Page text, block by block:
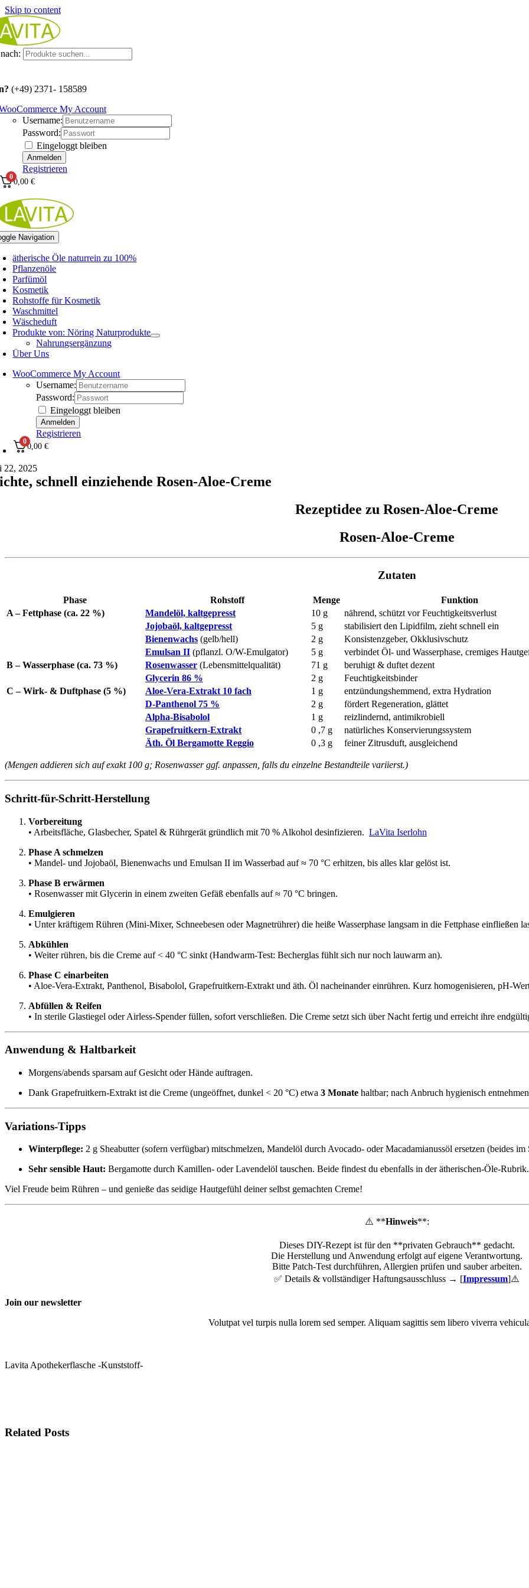
Skip to content
(+49) 2371- 158589
My Account
Username:
Password:
Eingeloggt bleiben
Registrieren
0
0,00 €
Navigation
ätherische Öle naturrein zu 100%
Pflanzenöle
Parfümöl
Kosmetik
Rohstoffe für Kosmetik
Waschmittel
Wäscheduft
Produkte von: Nöring Naturprodukte
Nahrungsergänzung
Über Uns
WooCommerce My Account
Username:
Password:
Eingeloggt bleiben
Registrieren
0
0,00€
22, 2025
schnell einziehende Rosen-Aloe-Creme
Rezeptidee zu Rosen-Aloe-Creme
Rosen-Aloe-Creme
Zutaten
Phase Rohstoff Menge
Funktion
A – Fettphase (ca. 22 %)
Mandelöl, kaltgepresst 10 g
nährend, schützt vor Feuchtigkeits­verlust
Jojobaöl, kaltgepresst
5 g
stabilisiert den Lipidfilm, zieht schnell ein
Bienenwachs (gelb/hell) 2 g
Konsistenz­geber, Okklusiv­schutz
Emulsan II (pflanzl. O/W-Emulgator) 5 g
verbindet Öl- und Wasserphase, cremiges
B – Wasserphase (ca. 73 %)
Rosenwasser (Lebensmittel­qualität) 71 g
beruhigt & duftet dezent
Glycerin 86 %
2 g
Feuchtigkeits­binder
C – Wirk- & Duftphase (5 %)
Aloe-Vera-Extrakt 10 fach 1 g
entzündungs­hemmend, extra Hydration
D-Panthenol 75 %
2 g
fördert Regeneration, glättet
Alpha-Bisabolol
1 g
reizlindernd, antimikrobiell
Grapefruitkern-Extrakt
0 ,7 g
natürliches Konservierungs­system
Äth. Öl Bergamotte Reggio
0 ,3 g feiner Zitrusduft, ausgleichend
(Mengen addieren sich auf exakt 100 g; Rosenwasser ggf. anpassen, falls du einzelne Bestandteile variierst.)
Schritt-für-Schritt-Herstellung
Vorbereitung
• Arbeits­fläche, Glas­becher, Spatel & Rührgerät gründlich mit 70 % Alkohol desinfizieren. LaVita Iserlohn
Phase A schmelzen
• Mandel- und Jojobaöl, Bienenwachs und Emulsan II im Wasserbad auf ≈ 70 °C erhitzen, bis alles klar gelöst ist.
Phase B erwärmen
• Rosenwasser mit Glycerin in einem zweiten Gefäß ebenfalls auf ≈ 70 °C bringen.
Emulgieren
• Unter kräftigem Rühren (Mini-Mixer, Schneebesen oder Magnetrührer) die heiße Wasserphase langsam in die Fettphase einfließen
Abkühlen
• Weiter rühren, bis die Creme auf < 40 °C sinkt (Handwarm-Test: Becherglas fühlt sich nur noch lauwarm an).
Phase C einarbeiten
• Aloe-Vera-Extrakt, Panthenol, Bisabolol, Grapefruitkern-Extrakt und äth. Öl nacheinander einrühren. Kurz homogenisieren,
Abfüllen & Reifen
• In sterile Glastiegel oder Airless-Spender füllen, sofort verschließen. Die Creme setzt sich über Nacht fertig und erreicht ihre
Anwendung & Haltbarkeit
Morgens/abends sparsam auf Gesicht oder Hände auftragen.
Dank Grapefruitkern-Extrakt ist die Creme (ungeöffnet, dunkel < 20 °C) etwa 3 Monate haltbar; nach Anbruch hygienisch
Variations-Tipps
Winterpflege: 2 g Sheabutter (sofern verfügbar) mitschmelzen, Mandelöl durch Avocado- oder Macadamianussöl ersetzen (beides im
Sehr sensible Haut: Bergamotte durch Kamillen- oder Lavendelöl tauschen. Beide findest du ebenfalls in der ätherischen-Öle-Rubrik.
Viel Freude beim Rühren – und genieße das seidige Hautgefühl deiner selbst gemachten Creme!
⚠️ **Hinweis**:
Dieses DIY-Rezept ist für den **privaten Gebrauch** gedacht.
Die Herstellung und Anwendung erfolgt auf eigene Verantwortung.
Bitte Patch-Test durchführen, Allergien prüfen und sauber arbeiten.
✅ Details & vollständiger Haftungsausschluss → [Impressum]⚠️
Join our newsletter
Volutpat vel turpis nulla lorem sed semper. Aliquam sagittis sem libero viverra
Lavita Apothekerflasche -Kunststoff-
Related Posts